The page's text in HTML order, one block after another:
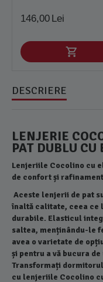
146,00 Lei
DESCRIERE
LENJERIE
PAT DUBLU CU
Lenjeriile Cocolino cu
de confort și
Aceste lenjerii de pat
înaltă calitate, ceea ce
durabile. Elasticul
saltea, menținându-le
avea o varietate de
și pentru a vă bucura
Transformați
cu lenjeriile Cocolino